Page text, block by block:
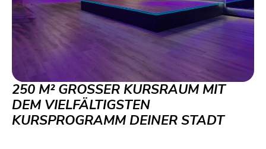
250 M² GROSSER KURSRAUM MIT D
EM VIELFÄLTIGSTEN K
URSPROGRAMM DEINER STADT